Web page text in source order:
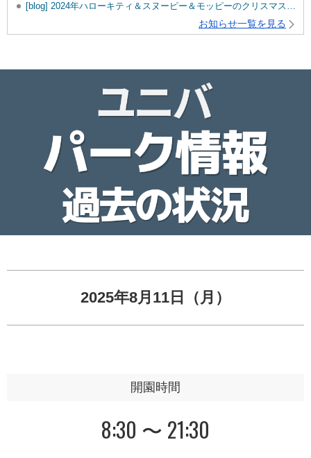
[blog] 2024年ハローキティ＆スヌーピー＆モッピーのクリスマスグッズ♡
お知らせ一覧を見る
2025年8月11日（月）
開園時間
8:30 〜 21:30